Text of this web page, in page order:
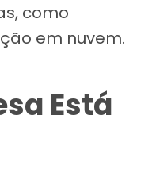
como
em nuvem.
Está